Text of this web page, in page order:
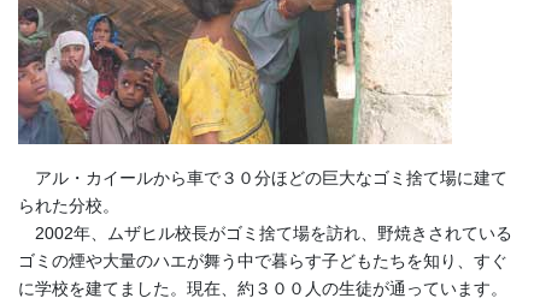
アル・カイールから車で３０分ほどの巨大なゴミ捨て場に建て
られた分校。
2002年、ムザヒル校長がゴミ捨て場を訪れ、野焼きされている
ゴミの煙や大量のハエが舞う中で暮らす子どもたちを知り、すぐ
に学校を建てました。現在、約３００人の生徒が通っています。